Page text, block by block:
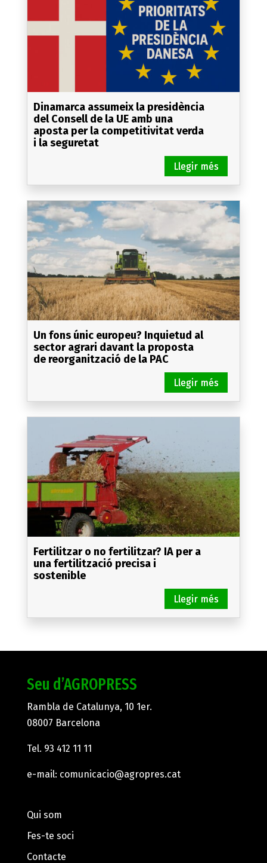
Dinamarca assumeix la presidència
del Consell de la UE amb una
aposta per la competitivitat verda
i la seguretat
Un fons únic europeu? Inquietud al
sector agrari davant la proposta
de reorganització de la PAC
Fertilitzar o no fertilitzar? IA per a
una fertilització precisa i
sostenible
Seu d’AGROPRESS
Rambla de Catalunya, 10 1er.
08007 Barcelona
Tel. 93 412 11 11
e-mail: comunicacio@agropres.cat
Qui som
Fes-te soci
Contacte